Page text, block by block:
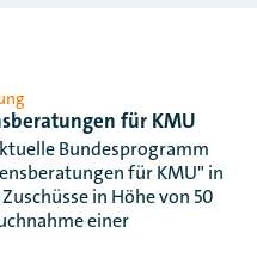
für KMU
Bundesprogramm
für KMU" in
in Höhe von 50
einer